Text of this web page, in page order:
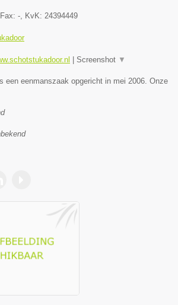
-, KvK: 24394449
Screenshot ▼
een eenmanszaak opgericht in mei 2006. Onze